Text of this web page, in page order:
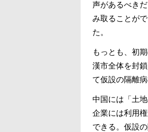
声があるべき
み取ることが
た。
もっとも、初
漢市全体を封
て仮設の隔離
中国には「土
企業には利用
できる。仮設